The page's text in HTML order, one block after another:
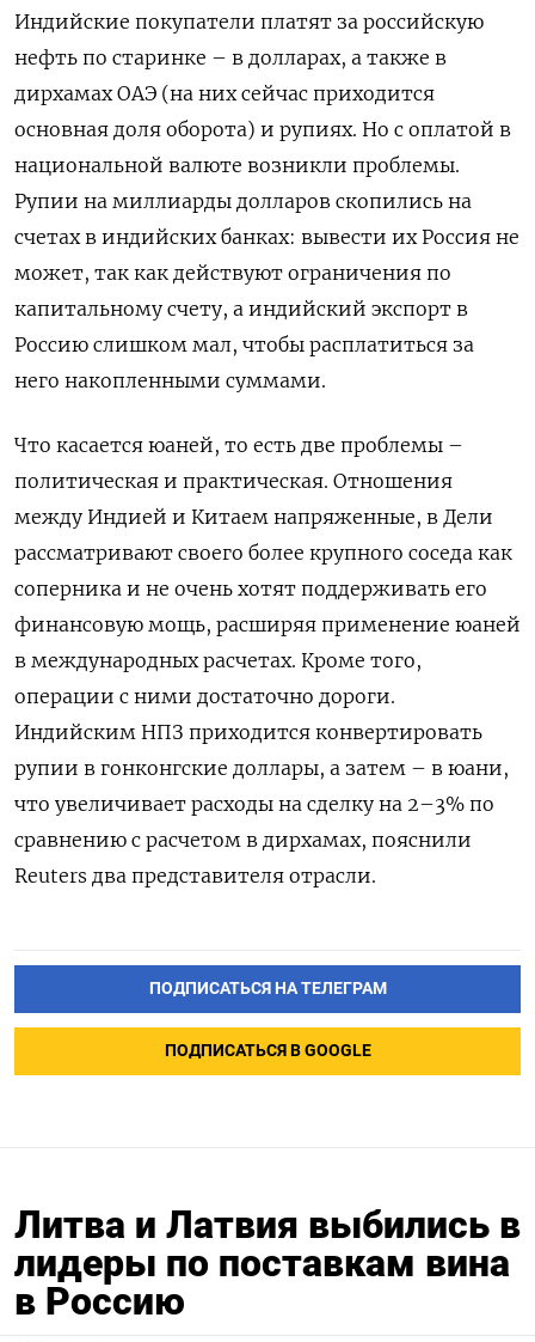
Индийские покупатели платят за российскую
нефть по старинке – в долларах, а также в
дирхамах ОАЭ (на них сейчас приходится
основная доля оборота) и рупиях. Но с оплатой в
национальной валюте возникли проблемы.
Рупии на миллиарды долларов скопились на
счетах в индийских банках: вывести их Россия не
может, так как действуют ограничения по
капитальному счету, а индийский экспорт в
Россию слишком мал, чтобы расплатиться за
него накопленными суммами.
Что касается юаней, то есть две проблемы –
политическая и практическая. Отношения
между Индией и Китаем напряженные, в Дели
рассматривают своего более крупного соседа как
соперника и не очень хотят поддерживать его
финансовую мощь, расширяя применение юаней
в международных расчетах. Кроме того,
операции с ними достаточно дороги.
Индийским НПЗ приходится конвертировать
рупии в гонконгские доллары, а затем – в юани,
что увеличивает расходы на сделку на 2–3% по
сравнению с расчетом в дирхамах, пояснили
Reuters два представителя отрасли.
ПОДПИСАТЬСЯ НА ТЕЛЕГРАМ
ПОДПИСАТЬСЯ В GOOGLE
Литва и Латвия выбились в
лидеры по поставкам вина
в Россию